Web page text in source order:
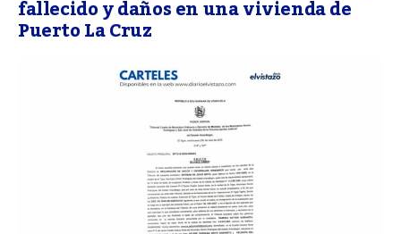
fallecido y daños en una vivienda de
Puerto La Cruz